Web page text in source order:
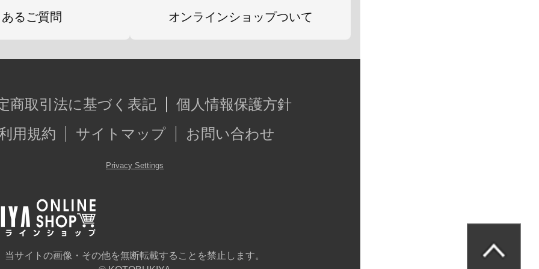
るご質問 オンラインショップついて
商取引法に基づく表記
個人情報保護方針
用規約
サイトマップ お問い合わせ
Privacy Settings
当サイトの画像・その他を無断転載することを禁止します。